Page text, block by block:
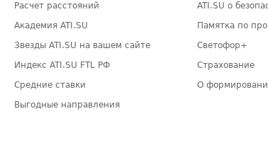
Расчет расстояний
Академия ATI.SU
Звезды ATI.SU на вашем сайте
Индекс ATI.SU FTL РФ
Средние ставки
Выгодные направления
ATI.SU о
Памятка по
Светофор+
Страхование
О